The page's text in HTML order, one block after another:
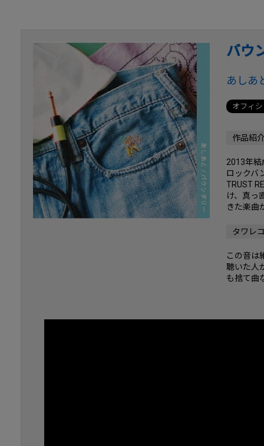
バウ
あしあ
オフィ
作品紹
2013年結
ロックバ
TRUST
け、真っ
きた楽曲
タワレ
この音は
聴いた人
も捨て曲